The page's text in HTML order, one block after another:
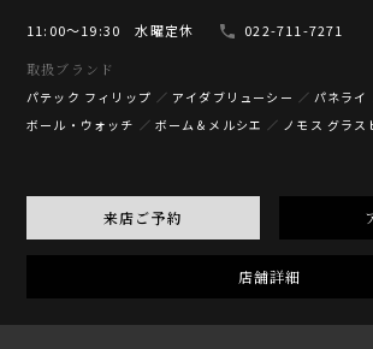
11:00〜19:30 水曜定休
022-711-7271
取扱ブランド
パテック フィリップ アイダブリューシー
パネライ
ボール・ウォッチ
ボーム＆メルシエ ノモス グラス
来店ご予約
店舗詳細